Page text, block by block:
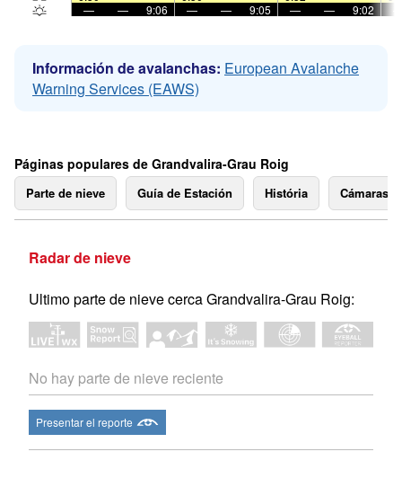
—
— 9:06 — — 9:05 — — 9:02
Información de avalanchas: European Avalanche
Warning Services (EAWS)
Páginas populares de Grandvalira-Grau Roig
Parte de nieve Guía de Estación História Cámaras
Radar de nieve
Ultimo parte de nieve cerca Grandvalira-Grau Roig:
No hay parte de nieve reciente
Presentar el reporte